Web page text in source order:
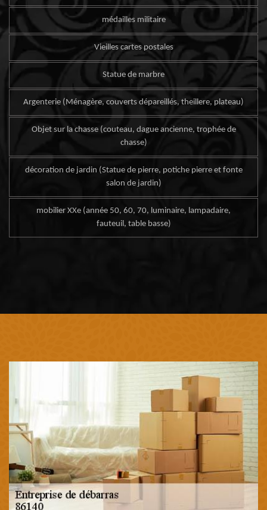
médailles militaire
Vieilles cartes postales
Statue de marbre
Argenterie (Ménagère, couverts dépareillés, theillere, plateau)
Objet sur la chasse (couteau, dague ancienne, trophée de
chasse)
décoration de jardin (Statue de pierre, potiche pierre et fonte
salon de jardin)
mobilier XXe (année 50, 60, 70, luminaire, lampadaire,
fauteuil, table basse)